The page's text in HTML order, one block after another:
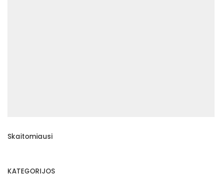
Skaitomiausi
KATEGORIJOS